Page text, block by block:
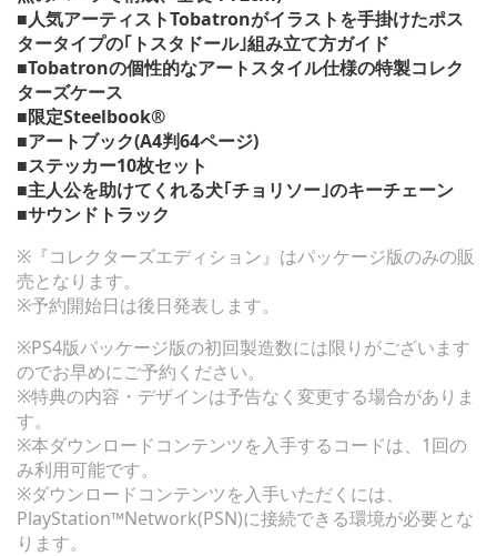
■人気アーティストTobatronがイラストを手掛けたポス
タータイプの｢トスタドール｣組み立て方ガイド
■Tobatronの個性的なアートスタイル仕様の特製コレク
ターズケース
■限定Steelbook®
■アートブック(A4判64ページ)
■ステッカー10枚セット
■主人公を助けてくれる犬｢チョリソー｣のキーチェーン
■サウンドトラック
※『コレクターズエディション』はパッケージ版のみの販
売となります。
※予約開始日は後日発表します。
※PS4版パッケージ版の初回製造数には限りがございます
のでお早めにご予約ください。
※特典の内容・デザインは予告なく変更する場合がありま
す。
※本ダウンロードコンテンツを入手するコードは、1回の
み利用可能です。
※ダウンロードコンテンツを入手いただくには、
PlayStation™Network(PSN)に接続できる環境が必要とな
ります。